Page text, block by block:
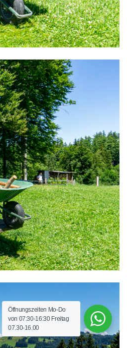
Öffnungszeiten Mo-Do
von 07:30-16:30 Freitag
07.30-16.00